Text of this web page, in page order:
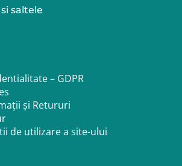
saltele
– GDPR
și Retururi
de utilizare a site-ului